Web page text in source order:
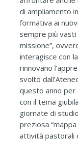
di ampliamento
formativa ai
sempre più vasti
missione”,
interagisce con
rinnovano
svolto
questo anno per
con il tema
giornate di
preziosa
attività pastorali